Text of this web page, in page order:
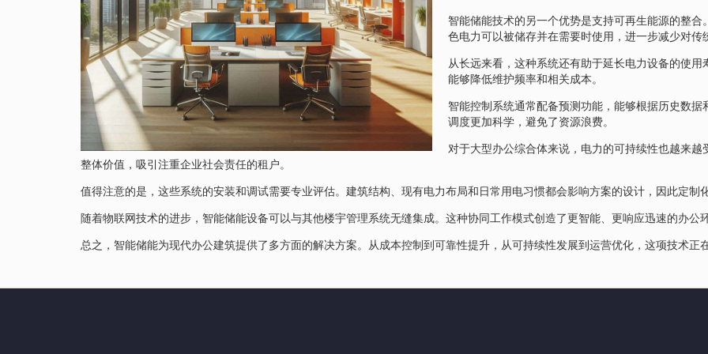
智能储能技术的另一个优势是支持可再生能源的整
色电力可以被储存并在需要时使用，进一步减少对传
从长远来看，这种系统还有助于延长电力设备的使
能够降低维护频率和相关成本。
智能控制系统通常配备预测功能，能够根据历史数
调度更加科学，避免了资源浪费。
对于大型办公综合体来说，电力的可持续性也越来
整体价值，吸引注重企业社会责任的租户。
值得注意的是，这些系统的安装和调试需要专业评估。建筑结构、现有电力布局和日常用电习惯都会影响方案的设计，因此定制
随着物联网技术的进步，智能储能设备可以与其他楼宇管理系统无缝集成。这种协同工作模式创造了更智能、更响应迅速的办公
总之，智能储能为现代办公建筑提供了多方面的解决方案。从成本控制到可靠性提升，从可持续性发展到运营优化，这项技术正